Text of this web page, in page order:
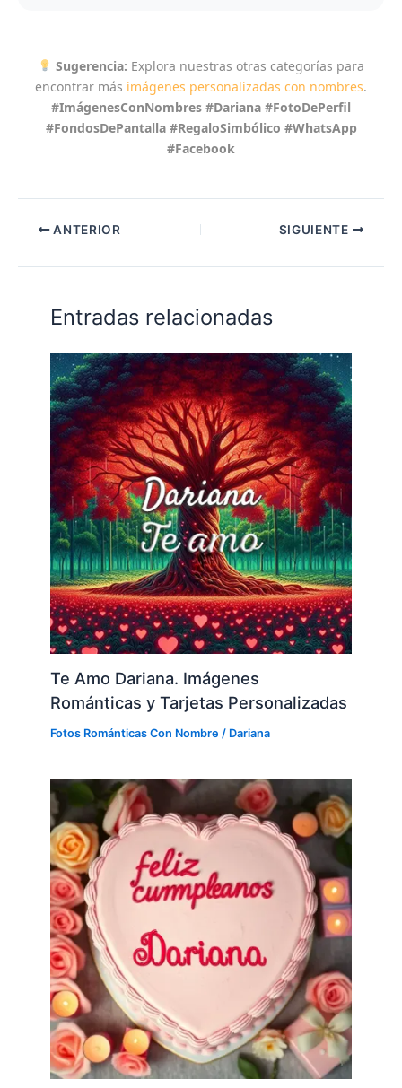
Sugerencia: Explora nuestras otras categorías para
encontrar más imágenes personalizadas con nombres.
#ImágenesConNombres #Dariana #FotoDePerfil
#FondosDePantalla #RegaloSimbólico #WhatsApp
#Facebook
ANTERIOR SIGUIENTE
Entradas relacionadas
Te Amo Dariana. Imágenes
Románticas y Tarjetas Personalizadas
Fotos Románticas Con Nombre / Dariana